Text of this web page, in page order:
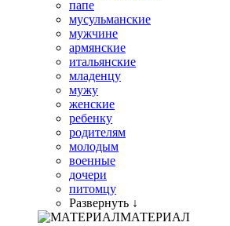
папе
мусульманские
мужчине
армянские
итальянские
младенцу
мужу
женские
ребенку
родителям
молодым
военные
дочери
питомцу
Развернуть ↓
МАТЕРИАЛ